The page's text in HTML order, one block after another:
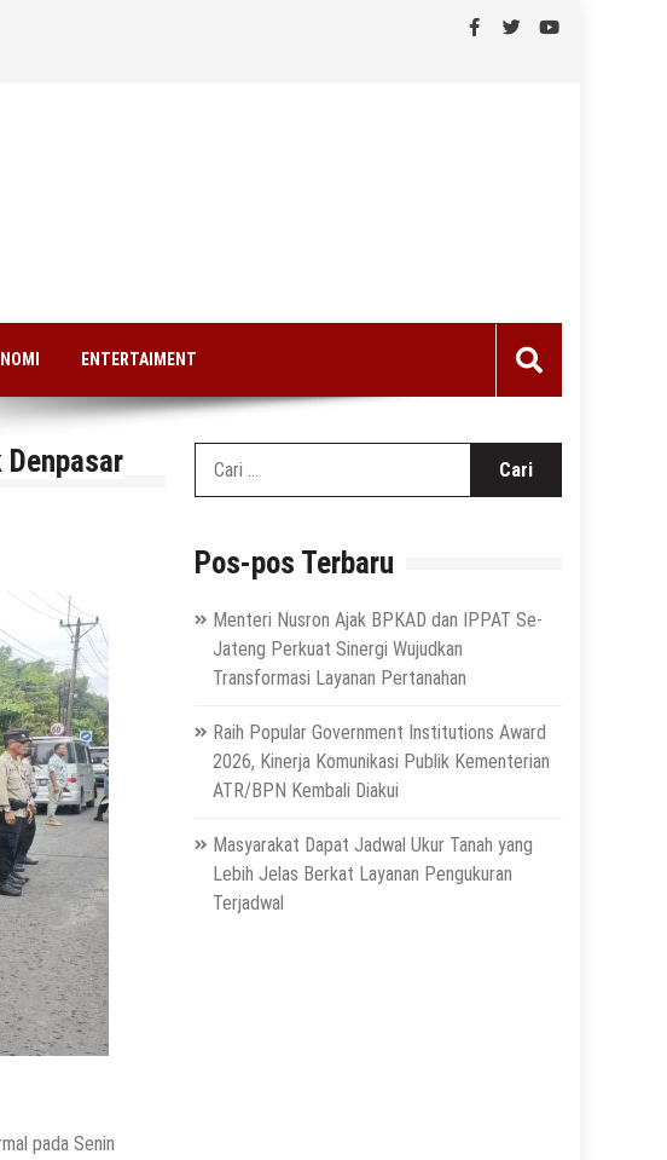
ENTERTAIMENT
pada Senin
Pos-pos Terbaru
Menteri Nusron Ajak BPKAD dan IPPAT Se-
Jateng Perkuat Sinergi Wujudkan
Transformasi Layanan Pertanahan
Raih Popular Government Institutions Award
2026, Kinerja Komunikasi Publik Kementerian
ATR/BPN Kembali Diakui
Masyarakat Dapat Jadwal Ukur Tanah yang
Lebih Jelas Berkat Layanan Pengukuran
Terjadwal